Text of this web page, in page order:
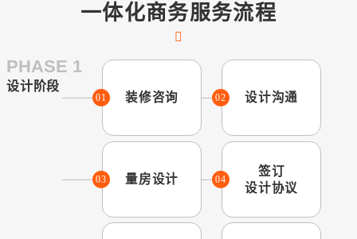
一体化商务服务流程
PHASE 1
设计阶段
01 装修咨询 02 设计沟通
03 量房设计 04
签订
设计协议